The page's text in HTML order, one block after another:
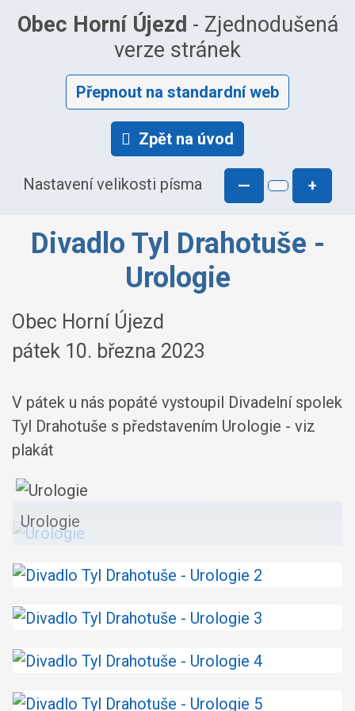
Obec Horní Újezd - Zjednodušená
verze stránek
Přepnout na standardní web
Zpět na úvod
Nastavení velikosti písma — +
Divadlo Tyl Drahotuše -
Urologie
Obec Horní Újezd
pátek 10. března 2023
V pátek u nás popáté vystoupil Divadelní spolek
Tyl Drahotuše s představením Urologie - viz
plakát
Urologie